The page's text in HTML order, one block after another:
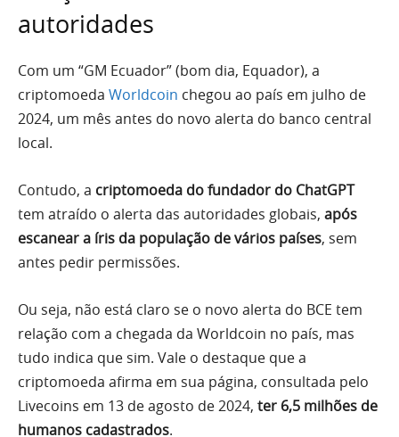
autoridades
Com um “GM Ecuador” (bom dia, Equador), a
criptomoeda Worldcoin chegou ao país em julho de
2024, um mês antes do novo alerta do banco central
local.
Contudo, a criptomoeda do fundador do ChatGPT
tem atraído o alerta das autoridades globais, após
escanear a íris da população de vários países, sem
antes pedir permissões.
Ou seja, não está claro se o novo alerta do BCE tem
relação com a chegada da Worldcoin no país, mas
tudo indica que sim. Vale o destaque que a
criptomoeda afirma em sua página, consultada pelo
Livecoins em 13 de agosto de 2024, ter 6,5 milhões de
humanos cadastrados.